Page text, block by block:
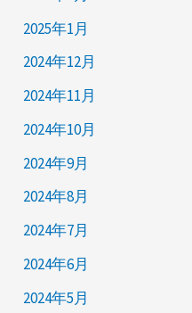
2025年1月
2024年12月
2024年11月
2024年10月
2024年9月
2024年8月
2024年7月
2024年6月
2024年5月